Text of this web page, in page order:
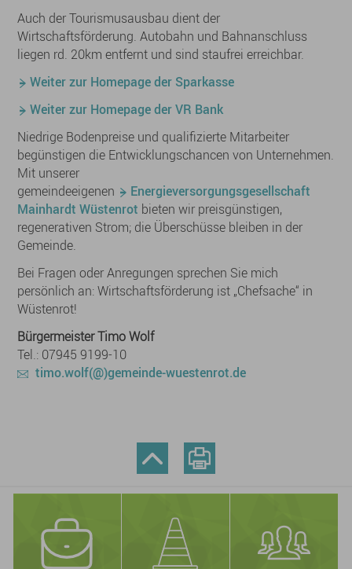
Auch der Tourismusausbau dient der
Wirtschaftsförderung. Autobahn und Bahnanschluss
liegen rd. 20km entfernt und sind staufrei erreichbar.
Weiter zur Homepage der Sparkasse
Weiter zur Homepage der VR Bank
Niedrige Bodenpreise und qualifizierte Mitarbeiter
begünstigen die Entwicklungschancen von Unternehmen.
Mit unserer
gemeindeeigenen
Energieversorgungsgesellschaft
Mainhardt Wüstenrot bieten wir preisgünstigen,
regenerativen Strom; die Überschüsse bleiben in der
Gemeinde.
Bei Fragen oder Anregungen sprechen Sie mich
persönlich an: Wirtschaftsförderung ist „Chefsache“ in
Wüstenrot!
Bürgermeister Timo Wolf
Tel.: 07945 9199-10
timo.wolf(@)gemeinde-wuestenrot.de